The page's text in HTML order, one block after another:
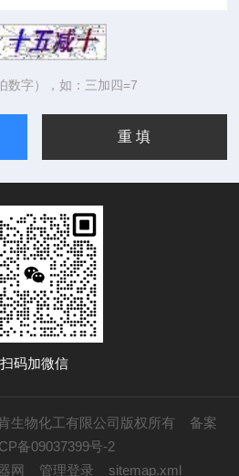
数字），如：三加四=7
扫码加微信
生物化工有限公司版权所有 备案
备09037399号-2
网 管理登录 sitemap.xml